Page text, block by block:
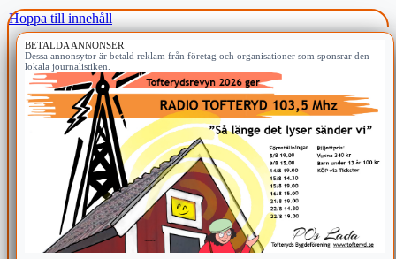
Hoppa till innehåll
BETALDA ANNONSER
Dessa annonsytor är betald reklam från företag och organisationer som sponsrar den
lokala journalistiken.